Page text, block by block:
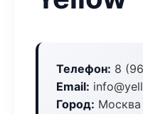
Телефон: 8
Email:
Город: Москва